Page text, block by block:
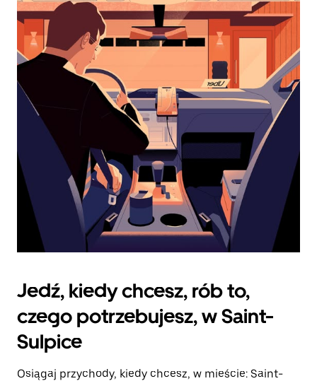
i wybrać
datę.
Naciśnij
klawisz
„Escape”,
aby
zamknąć
kalendarz.
Jedź, kiedy chcesz, rób to,
czego potrzebujesz, w Saint-
Sulpice
Osiągaj przychody, kiedy chcesz, w mieście: Saint-